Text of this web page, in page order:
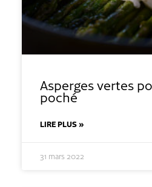
Asperges vertes
poché
LIRE PLUS »
31 mars 2022